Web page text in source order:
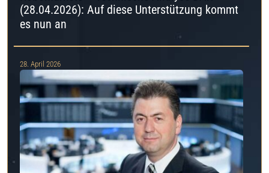
(28.04.2026): Auf diese Unterstützung kommt
es nun an
28. April 2026